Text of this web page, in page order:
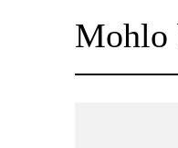
Mohlo